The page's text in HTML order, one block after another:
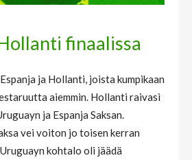
finaalissa
ja Hollanti, joista kumpikaan
aiemmin. Hollanti raivasi
ja Espanja Saksan.
vei voiton jo toisen kerran
kohtalo oli jäädä